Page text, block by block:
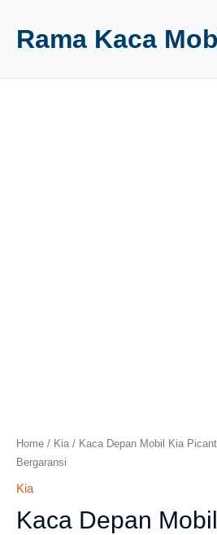
Rama Kaca
Home / Kia / Kaca Depan Mobil Kia
Bergaransi
Kia
Kaca Depan